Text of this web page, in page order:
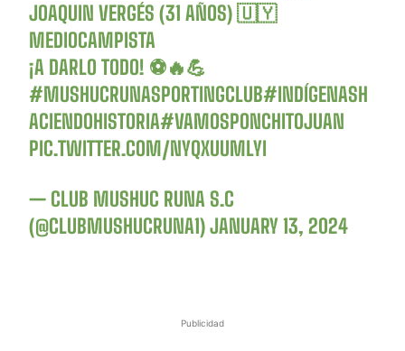
Publicidad
JOAQUIN VERGÉS (31 AÑOS) 🇺🇾
MEDIOCAMPISTA
¡A DARLO TODO! ⚽🔥💪
#MUSHUCRUNASPORTINGCLUB#INDÍGENASH
ACIENDOHISTORIA#VAMOSPONCHITOJUAN
PIC.TWITTER.COM/NYQXUUMLYI
— CLUB MUSHUC RUNA S.C
(@CLUBMUSHUCRUNA1)JANUARY 13, 2024